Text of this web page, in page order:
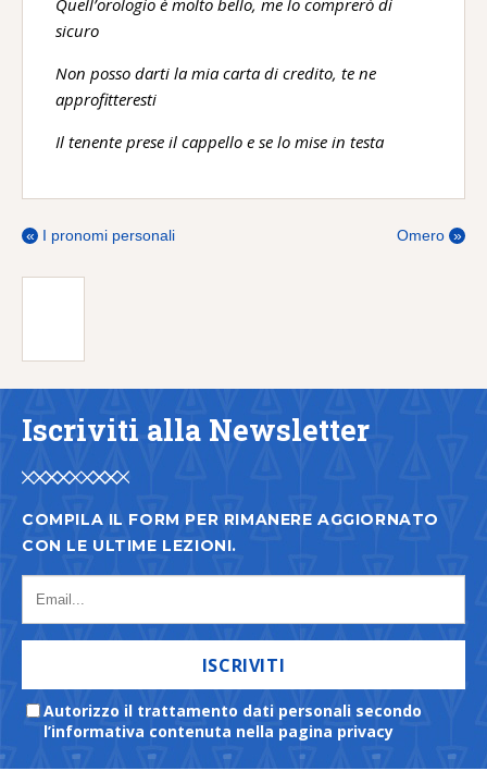
Quell’orologio è molto bello, me lo comprerò di
sicuro
Non posso darti la mia carta di credito, te ne
approfitteresti
Il tenente prese il cappello e se lo mise in testa
« I pronomi personali Omero »
Iscriviti alla Newsletter
COMPILA IL FORM PER RIMANERE AGGIORNATO
CON LE ULTIME LEZIONI.
ISCRIVITI
Autorizzo il trattamento dati personali secondo
l’informativa contenuta nella pagina privacy